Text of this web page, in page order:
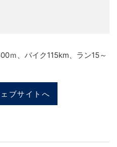
ｍ、バイク115km、ラン15～
ブサイトへ